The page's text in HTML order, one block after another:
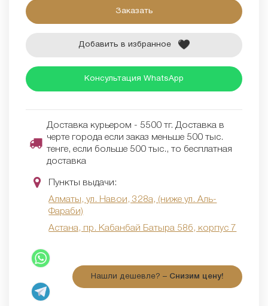
Заказать
Добавить в избранное
Консультация WhatsApp
Доставка курьером - 5500 тг. Доставка в
черте города если заказ меньше 500 тыс.
тенге, если больше 500 тыс., то бесплатная
доставка
Пункты выдачи:
Алматы, ул. Навои, 328а, (ниже ул. Аль-
Фараби)
Астана, пр. Кабанбай Батыра 58б, корпус 7
Нашли дешевле? – Снизим цену!